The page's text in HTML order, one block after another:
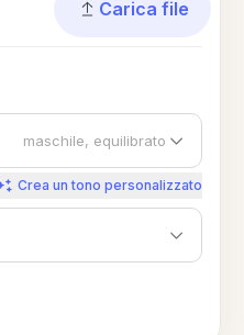
Carica file
maschile, equilibrato
Crea un tono personalizzato